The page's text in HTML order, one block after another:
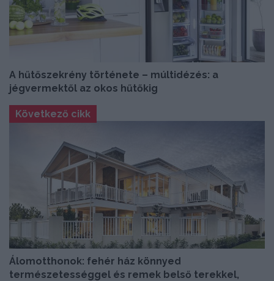
A hűtőszekrény története – múltidézés: a
jégvermektől az okos hűtőkig
Következő cikk
Álomotthonok: fehér ház könnyed
természetességgel és remek belső terekkel,